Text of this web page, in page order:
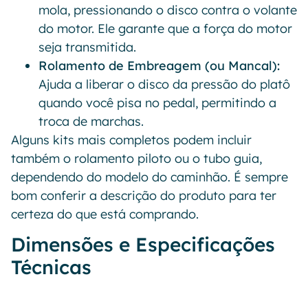
mola, pressionando o disco contra o volante
do motor. Ele garante que a força do motor
seja transmitida.
Rolamento de Embreagem (ou Mancal):
Ajuda a liberar o disco da pressão do platô
quando você pisa no pedal, permitindo a
troca de marchas.
Alguns kits mais completos podem incluir
também o rolamento piloto ou o tubo guia,
dependendo do modelo do caminhão. É sempre
bom conferir a descrição do produto para ter
certeza do que está comprando.
Dimensões e Especificações
Técnicas